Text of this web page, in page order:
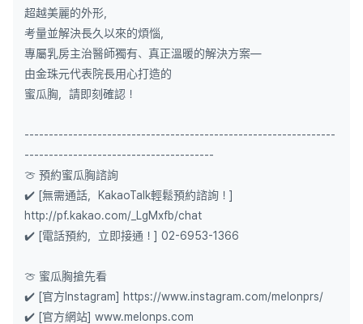
超越美麗的外形，
考量並解決長久以來的煩惱，
專屬乳房主治醫師獨有、真正溫暖的解決方案—
由金珠元代表院長用心打造的
蜜瓜胸，請即刻確認！
----------------------------------------------------------------
---------------------------------------
🍈 預約蜜瓜胸諮詢
✔️ [無需通話，KakaoTalk輕鬆預約諮詢！]
http://pf.kakao.com/_LgMxfb/chat
✔️ [電話預約，立即接通！] 02-6953-1366
🍈 蜜瓜胸搶先看
✔️ [官方Instagram] https://www.instagram.com/melonprs/
✔️ [官方網站] www.melonps.com